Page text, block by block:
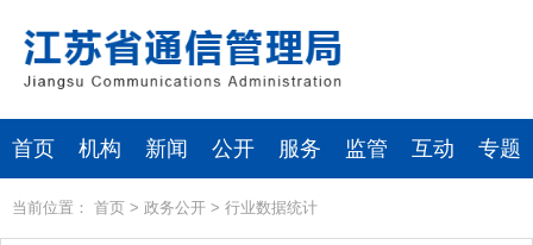
首页 机构 新闻 公开 服务 监管 互动 专题
当前位置： 首页 > 政务公开 > 行业数据统计